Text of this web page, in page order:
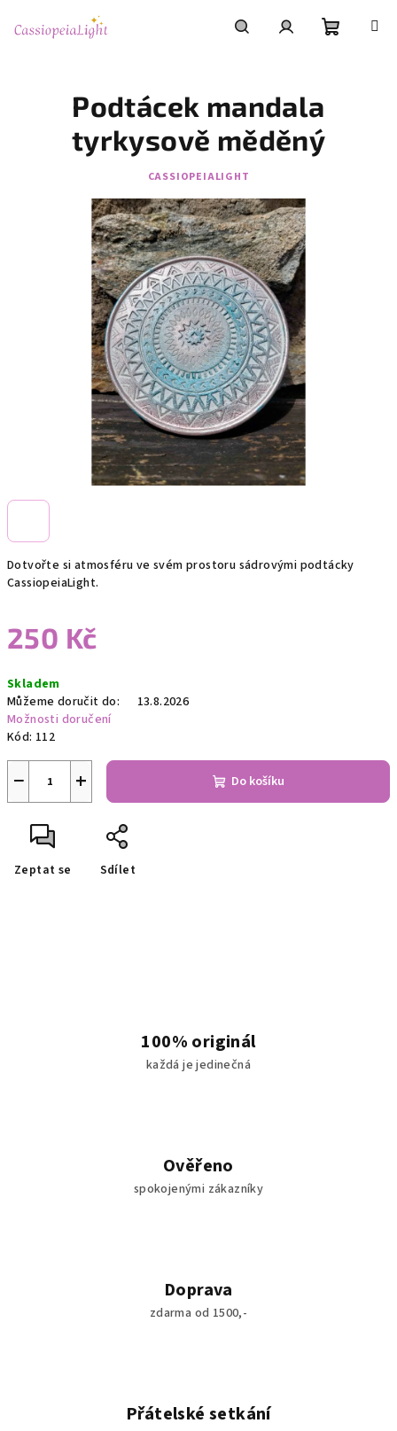
Dotvořte si atmosféru ve svém prostoru sádrovými podtácky
CassiopeiaLight.
250 Kč
cena:
Skladem
Můžeme doručit do:
13.8.2026
Možnosti doručení
Kód: 112
+
− Do košíku
Zeptat se Sdílet
Podtácek mandala
tyrkysově měděný
CASSIOPEIALIGHT
100% originál
každá je jedinečná
Ověřeno
spokojenými zákazníky
Doprava
zdarma od 1500,-
Přátelské setkání